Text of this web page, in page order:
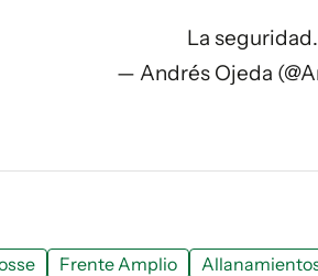
La
— Andrés Ojeda
Frente Amplio